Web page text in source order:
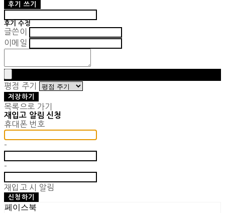
후기 쓰기
후기 수정
글쓴이
이메일
평점 주기
저장하기
목록으로 가기
재입고 알림 신청
휴대폰 번호
-
-
재입고 시 알림
신청하기
페이스북